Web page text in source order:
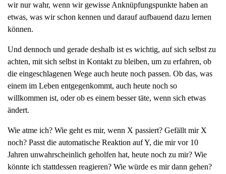
g
a
i
o
n
wir nur wahr, wenn wir gewisse Anknüpfungspunkte haben an
etwas, was wir schon kennen und darauf aufbauend dazu lernen
können.
Und dennoch und gerade deshalb ist es wichtig, auf sich selbst zu
achten, mit sich selbst in Kontakt zu bleiben, um zu erfahren, ob
die eingeschlagenen Wege auch heute noch passen. Ob das, was
einem im Leben entgegenkommt, auch heute noch so
willkommen ist, oder ob es einem besser täte, wenn sich etwas
ändert.
Wie atme ich? Wie geht es mir, wenn X passiert? Gefällt mir X
noch? Passt die automatische Reaktion auf Y, die mir vor 10
Jahren unwahrscheinlich geholfen hat, heute noch zu mir? Wie
könnte ich stattdessen reagieren? Wie würde es mir dann gehen?